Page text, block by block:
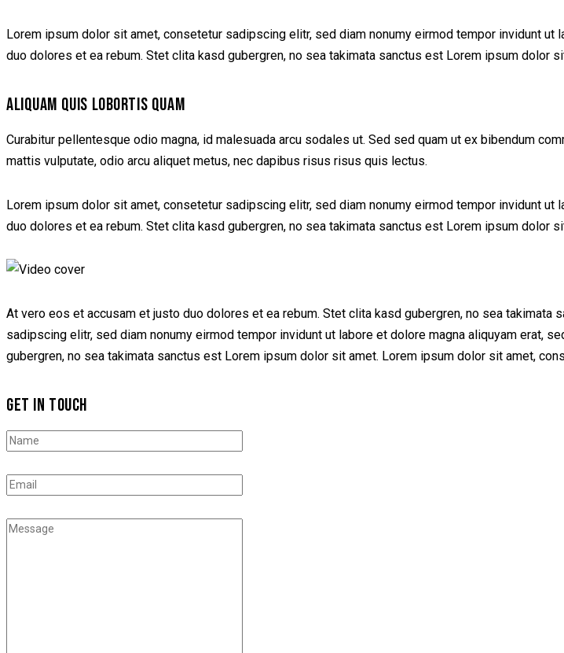
Lorem ipsum dolor sit amet, consetetur sadipscing elitr, sed diam nonumy eirmod tempor invidunt
duo dolores et ea rebum. Stet clita kasd gubergren, no sea takimata sanctus est Lorem ipsum dolor
ALIQUAM QUIS LOBORTIS QUAM
Curabitur pellentesque odio magna, id malesuada arcu sodales ut. Sed sed quam ut ex bibendum
mattis vulputate, odio arcu aliquet metus, nec dapibus risus risus quis lectus.
Lorem ipsum dolor sit amet, consetetur sadipscing elitr, sed diam nonumy eirmod tempor invidunt
duo dolores et ea rebum. Stet clita kasd gubergren, no sea takimata sanctus est Lorem ipsum dolor
At vero eos et accusam et justo duo dolores et ea rebum. Stet clita kasd gubergren, no sea
sadipscing elitr, sed diam nonumy eirmod tempor invidunt ut labore et dolore magna aliquyam erat,
gubergren, no sea takimata sanctus est Lorem ipsum dolor sit amet. Lorem ipsum dolor sit amet,
GET IN TOUCH